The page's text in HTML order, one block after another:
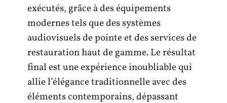
exécutés, grâce à des équipements
modernes tels que des systèmes
audiovisuels de pointe et des services de
restauration haut de gamme. Le résultat
final est une expérience inoubliable qui
allie l’élégance traditionnelle avec des
éléments contemporains, dépassant